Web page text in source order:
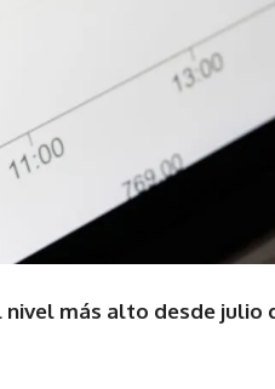
más alto desde julio